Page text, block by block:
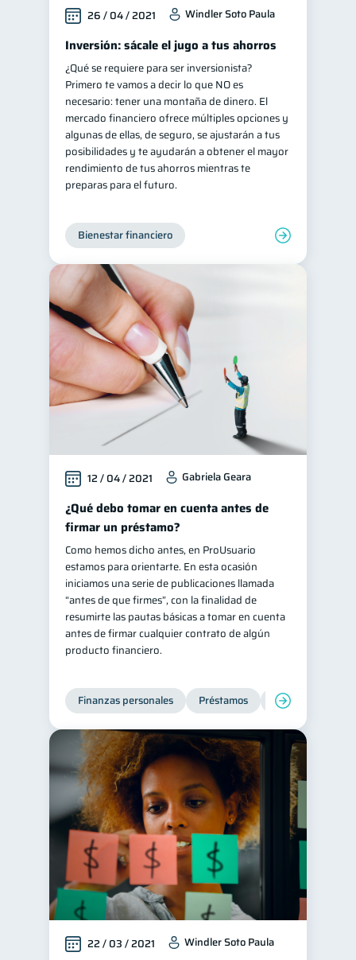
26 / 04 / 2021 Windler Soto Paula
Inversión: sácale el jugo a tus ahorros
¿Qué se requiere para ser inversionista?
Primero te vamos a decir lo que NO es
necesario: tener una montaña de dinero. El
mercado financiero ofrece múltiples opciones y
algunas de ellas, de seguro, se ajustarán a tus
posibilidades y te ayudarán a obtener el mayor
rendimiento de tus ahorros mientras te
preparas para el futuro.
Bienestar financiero
12 / 04 / 2021 Gabriela Geara
¿Qué debo tomar en cuenta antes de
firmar un préstamo?
Como hemos dicho antes, en ProUsuario
estamos para orientarte. En esta ocasión
iniciamos una serie de publicaciones llamada
“antes de que firmes”, con la finalidad de
resumirte las pautas básicas a tomar en cuenta
antes de firmar cualquier contrato de algún
producto financiero.
Finanzas personales Préstamos Entidad
22 / 03 / 2021 Windler Soto Paula